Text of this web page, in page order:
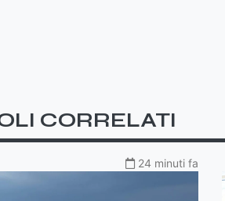
CORRELATI
24 minuti fa